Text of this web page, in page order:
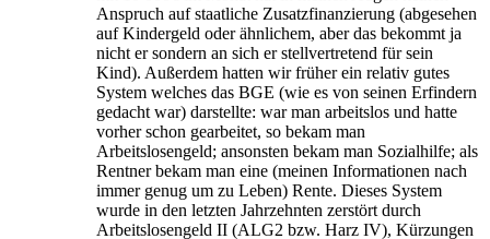
Anspruch auf staatliche Zusatzfinanzierung (abgesehen
auf Kindergeld oder ähnlichem, aber das bekommt ja
nicht er sondern an sich er stellvertretend für sein
Kind). Außerdem hatten wir früher ein relativ gutes
System welches das BGE (wie es von seinen Erfindern
gedacht war) darstellte: war man arbeitslos und hatte
vorher schon gearbeitet, so bekam man
Arbeitslosengeld; ansonsten bekam man Sozialhilfe; als
Rentner bekam man eine (meinen Informationen nach
immer genug um zu Leben) Rente. Dieses System
wurde in den letzten Jahrzehnten zerstört durch
Arbeitslosengeld II (ALG2 bzw. Harz IV), Kürzungen